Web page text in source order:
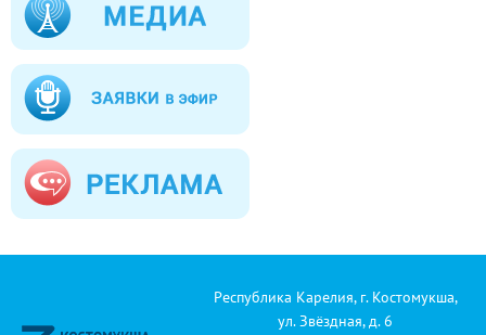
Республика Карелия, г. Костомукша,
ул. Звёздная, д. 6